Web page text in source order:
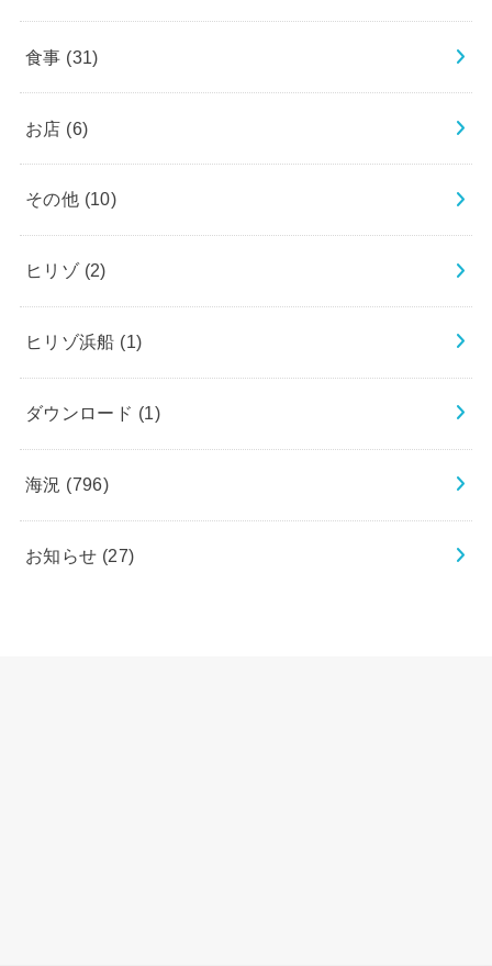
食事 (31)
お店 (6)
その他 (10)
ヒリゾ (2)
ヒリゾ浜船 (1)
ダウンロード (1)
海況 (796)
お知らせ (27)